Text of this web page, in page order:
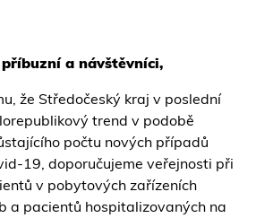
a návštěvníci,
že Středočeský kraj v poslední
trend v podobě
počtu nových případů
19, doporučujeme veřejnosti při
v pobytových zařízeních
a pacientů hospitalizovaných na